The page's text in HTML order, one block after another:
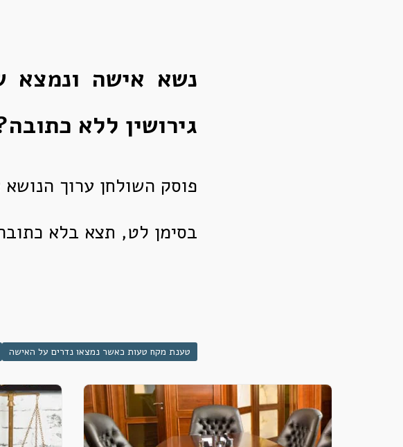
נשא אישה ונמצא
גירושין ללא
פוסק השולחן ערוך
בסימן לט, תצא בלא
טענת מקח טעות כאשר נמצאו נדרים על האישה